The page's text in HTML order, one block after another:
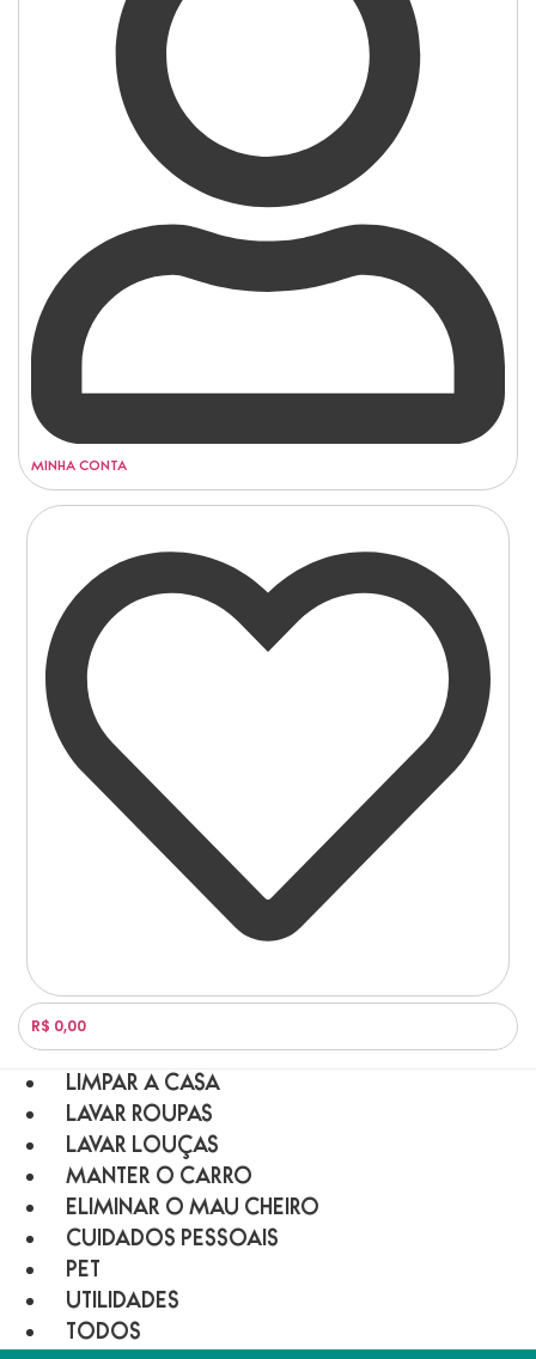
MINHA CONTA
R$ 0,00
LIMPAR A CASA
LAVAR ROUPAS
LAVAR LOUÇAS
MANTER O CARRO
ELIMINAR O MAU CHEIRO
CUIDADOS PESSOAIS
PET
UTILIDADES
TODOS